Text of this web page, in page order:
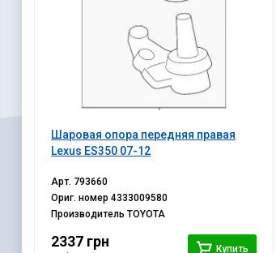
Шаровая опора передняя правая
Lexus ES350 07-12
Арт. 793660
Ориг. номер4333009580
ПроизводительTOYOTA
2337 грн Купить